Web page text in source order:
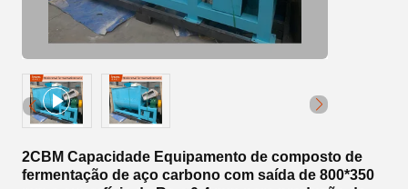
2CBM Capacidade Equipamento de composto de
fermentação de aço carbono com saída de 800*350